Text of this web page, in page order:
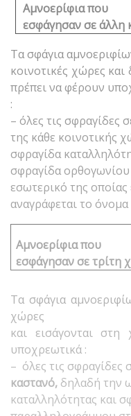
Αμνοερίφια που
εσφάγησαν σε άλλη
Τα σφάγια
κοινοτικές χώρες
πρέπει να φέρουν
:
– όλες τις σφραγίδες
της κάθε κοινοτικής
σφραγίδα
σφραγίδα
εσωτερικό της οποίας
αναγράφεται το
Αμνοερίφια που
εσφάγησαν σε τρίτη
Τα σφάγια
χώρες
και εισάγονται
υποχρεωτικά :
– όλες τις σφραγίδες
καστανό, δηλαδή την
καταλληλότητας και